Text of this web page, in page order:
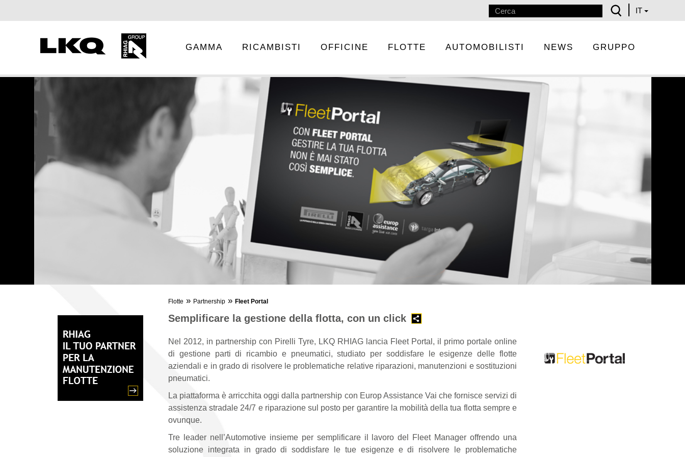
IT
GAMMA RICAMBISTI OFFICINE FLOTTE AUTOMOBILISTI NEWS GRUPPO
Flotte » Partnership » Fleet Portal
Semplificare la gestione della flotta, con un click
Nel 2012, in partnership con Pirelli Tyre, LKQ RHIAG lancia Fleet Portal, il primo portale online
di gestione parti di ricambio e pneumatici, studiato per soddisfare le esigenze delle flotte
aziendali e in grado di risolvere le problematiche relative riparazioni, manutenzioni e sostituzioni
pneumatici.
La piattaforma è arricchita oggi dalla partnership con Europ Assistance Vai che fornisce servizi di
assistenza stradale 24/7 e riparazione sul posto per garantire la mobilità della tua flotta sempre e
ovunque.
Tre leader nell’Automotive insieme per semplificare il lavoro del Fleet Manager offrendo una
soluzione integrata in grado di soddisfare le tue esigenze e di risolvere le problematiche